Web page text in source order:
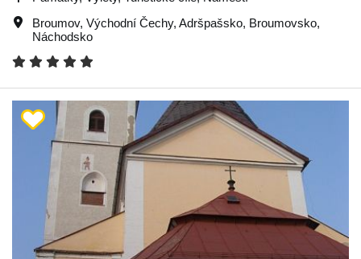
Broumov, Východní Čechy, Adršpašsko, Broumovsko,
Náchodsko